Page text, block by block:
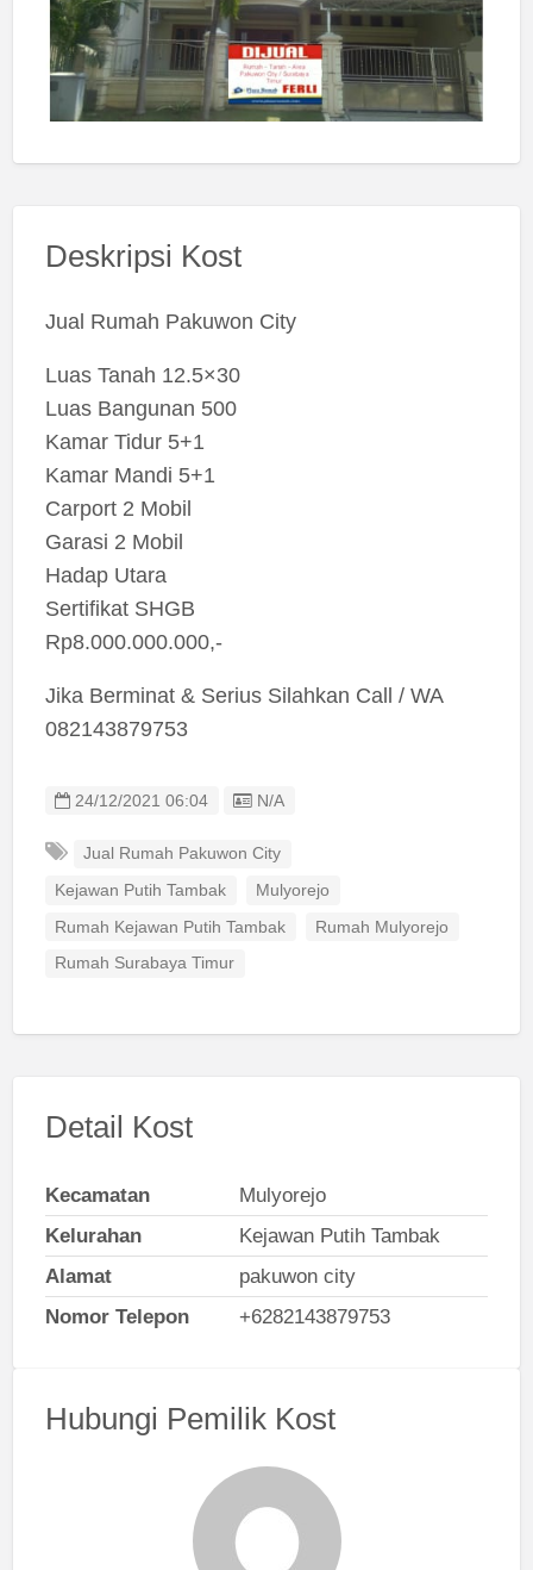
Deskripsi Kost
Jual Rumah Pakuwon City
Luas Tanah 12.5×30
Luas Bangunan 500
Kamar Tidur 5+1
Kamar Mandi 5+1
Carport 2 Mobil
Garasi 2 Mobil
Hadap Utara
Sertifikat SHGB
Rp8.000.000.000,-
Jika Berminat & Serius Silahkan Call / WA
082143879753
24/12/2021 06:04 Listing ID
N/A
Jual Rumah Pakuwon City
Kejawan Putih Tambak Mulyorejo
Rumah Kejawan Putih Tambak Rumah Mulyorejo
Rumah Surabaya Timur
Detail Kost
Kecamatan
Mulyorejo
Kelurahan
Kejawan Putih Tambak
Alamat
pakuwon city
Nomor Telepon
+6282143879753
Hubungi Pemilik Kost